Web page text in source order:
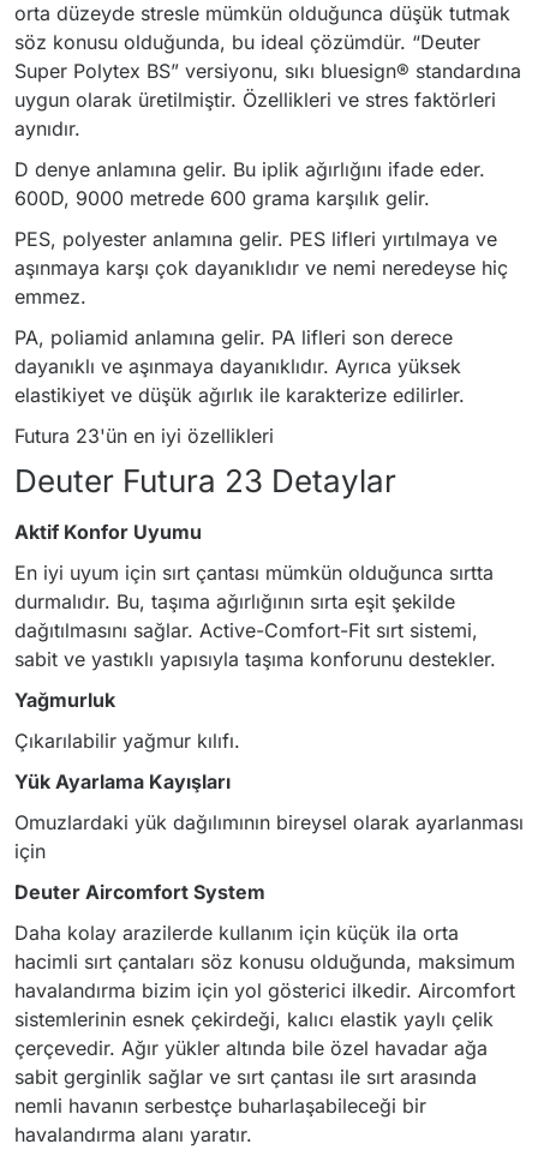
orta düzeyde stresle mümkün olduğunca düşük tutmak
söz konusu olduğunda, bu ideal çözümdür. “Deuter
Super Polytex BS” versiyonu, sıkı bluesign® standardına
uygun olarak üretilmiştir. Özellikleri ve stres faktörleri
aynıdır.
D denye anlamına gelir. Bu iplik ağırlığını ifade eder.
600D, 9000 metrede 600 grama karşılık gelir.
PES, polyester anlamına gelir. PES lifleri yırtılmaya ve
aşınmaya karşı çok dayanıklıdır ve nemi neredeyse hiç
emmez.
PA, poliamid anlamına gelir. PA lifleri son derece
dayanıklı ve aşınmaya dayanıklıdır. Ayrıca yüksek
elastikiyet ve düşük ağırlık ile karakterize edilirler.
Futura 23'ün en iyi özellikleri
Deuter Futura 23 Detaylar
Aktif Konfor Uyumu
En iyi uyum için sırt çantası mümkün olduğunca sırtta
durmalıdır. Bu, taşıma ağırlığının sırta eşit şekilde
dağıtılmasını sağlar. Active-Comfort-Fit sırt sistemi,
sabit ve yastıklı yapısıyla taşıma konforunu destekler.
Yağmurluk
Çıkarılabilir yağmur kılıfı.
Yük Ayarlama Kayışları
Omuzlardaki yük dağılımının bireysel olarak ayarlanması
için
Deuter Aircomfort System
Daha kolay arazilerde kullanım için küçük ila orta
hacimli sırt çantaları söz konusu olduğunda, maksimum
havalandırma bizim için yol gösterici ilkedir. Aircomfort
sistemlerinin esnek çekirdeği, kalıcı elastik yaylı çelik
çerçevedir. Ağır yükler altında bile özel havadar ağa
sabit gerginlik sağlar ve sırt çantası ile sırt arasında
nemli havanın serbestçe buharlaşabileceği bir
havalandırma alanı yaratır.